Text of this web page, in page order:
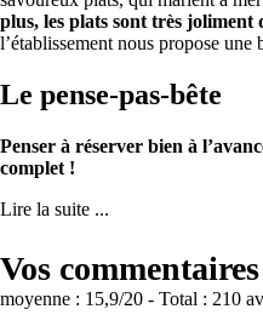
plus, les plats sont très joliment
l’établissement nous propose une
Le pense-pas-bête
Penser à réserver bien à
complet !
Lire la suite ...
Vos
moyenne : 15,9/20 - Total : 210